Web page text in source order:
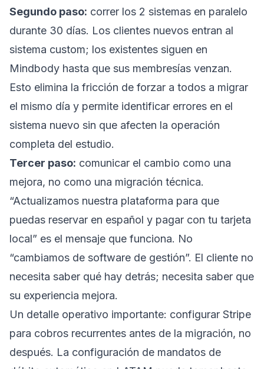
Segundo paso: correr los 2 sistemas en paralelo
durante 30 días. Los clientes nuevos entran al
sistema custom; los existentes siguen en
Mindbody hasta que sus membresías venzan.
Esto elimina la fricción de forzar a todos a migrar
el mismo día y permite identificar errores en el
sistema nuevo sin que afecten la operación
completa del estudio.
Tercer paso: comunicar el cambio como una
mejora, no como una migración técnica.
“Actualizamos nuestra plataforma para que
puedas reservar en español y pagar con tu tarjeta
local” es el mensaje que funciona. No
“cambiamos de software de gestión”. El cliente no
necesita saber qué hay detrás; necesita saber que
su experiencia mejora.
Un detalle operativo importante: configurar Stripe
para cobros recurrentes antes de la migración, no
después. La configuración de mandatos de